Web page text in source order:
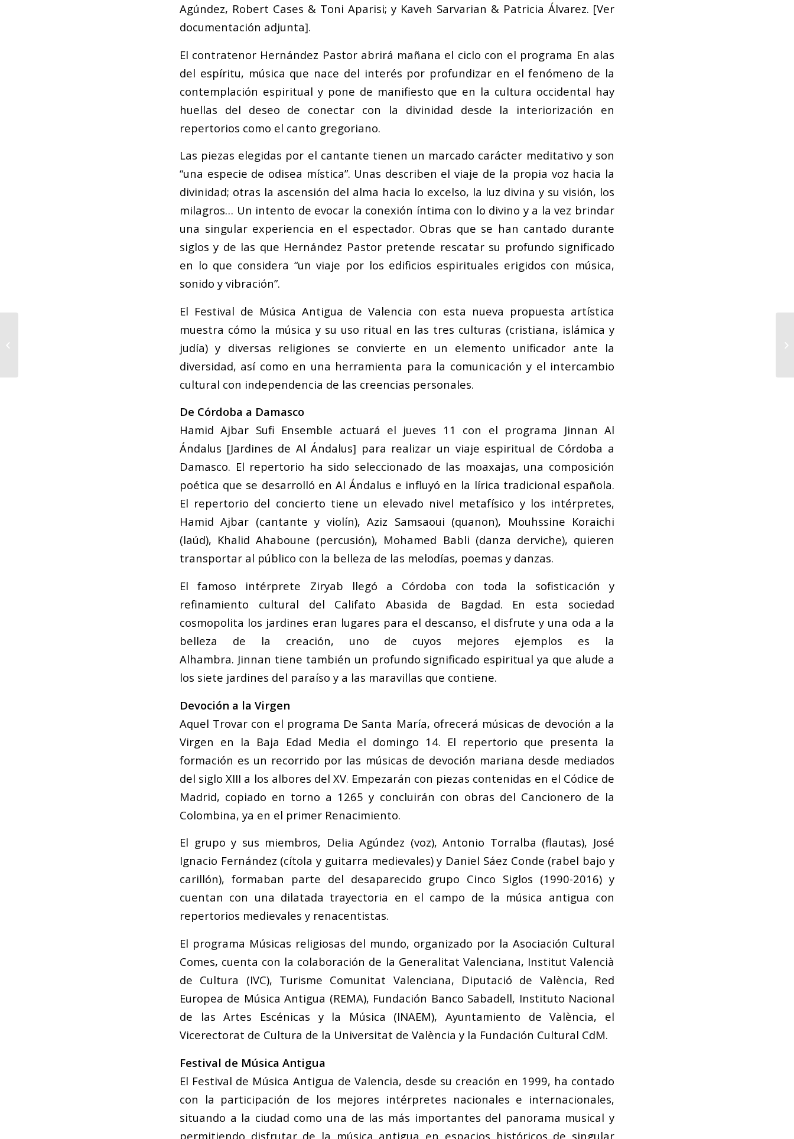
Agúndez, Robert Cases & Toni Aparisi; y Kaveh Sarvarian & Patricia Álvarez. [Ver
documentación adjunta].
El contratenor Hernández Pastor abrirá mañana el ciclo con el programa En alas
del espíritu, música que nace del interés por profundizar en el fenómeno de la
contemplación espiritual y pone de manifiesto que en la cultura occidental hay
huellas del deseo de conectar con la divinidad desde la interiorización en
repertorios como el canto gregoriano.
Las piezas elegidas por el cantante tienen un marcado carácter meditativo y son
“una especie de odisea mística”. Unas describen el viaje de la propia voz hacia la
divinidad; otras la ascensión del alma hacia lo excelso, la luz divina y su visión, los
milagros… Un intento de evocar la conexión íntima con lo divino y a la vez brindar
una singular experiencia en el espectador. Obras que se han cantado durante
siglos y de las que Hernández Pastor pretende rescatar su profundo significado
en lo que considera “un viaje por los edificios espirituales erigidos con música,
sonido y vibración”.
El Festival de Música Antigua de Valencia con esta nueva propuesta artística
muestra cómo la música y su uso ritual en las tres culturas (cristiana, islámica y
judía) y diversas religiones se convierte en un elemento unificador ante la
diversidad, así como en una herramienta para la comunicación y el intercambio
cultural con independencia de las creencias personales.
De Córdoba a Damasco
Hamid Ajbar Sufi Ensemble actuará el jueves 11 con el programa Jinnan Al
Ándalus [Jardines de Al Ándalus] para realizar un viaje espiritual de Córdoba a
Damasco. El repertorio ha sido seleccionado de las moaxajas, una composición
poética que se desarrolló en Al Ándalus e influyó en la lírica tradicional española.
El repertorio del concierto tiene un elevado nivel metafísico y los intérpretes,
Hamid Ajbar (cantante y violín), Aziz Samsaoui (quanon), Mouhssine Koraichi
(laúd), Khalid Ahaboune (percusión), Mohamed Babli (danza derviche), quieren
transportar al público con la belleza de las melodías, poemas y danzas.
El famoso intérprete Ziryab llegó a Córdoba con toda la sofisticación y
refinamiento cultural del Califato Abasida de Bagdad. En esta sociedad
cosmopolita los jardines eran lugares para el descanso, el disfrute y una oda a la
belleza de la creación, uno de cuyos mejores ejemplos es la
Alhambra. Jinnan tiene también un profundo significado espiritual ya que alude a
los siete jardines del paraíso y a las maravillas que contiene.
Devoción a la Virgen
Aquel Trovar con el programa De Santa María, ofrecerá músicas de devoción a la
Virgen en la Baja Edad Media el domingo 14. El repertorio que presenta la
formación es un recorrido por las músicas de devoción mariana desde mediados
del siglo XIII a los albores del XV. Empezarán con piezas contenidas en el Códice de
Madrid, copiado en torno a 1265 y concluirán con obras del Cancionero de la
Colombina, ya en el primer Renacimiento.
El grupo y sus miembros, Delia Agúndez (voz), Antonio Torralba (flautas), José
Ignacio Fernández (cítola y guitarra medievales) y Daniel Sáez Conde (rabel bajo y
carillón), formaban parte del desaparecido grupo Cinco Siglos (1990-2016) y
cuentan con una dilatada trayectoria en el campo de la música antigua con
repertorios medievales y renacentistas.
El programa Músicas religiosas del mundo, organizado por la Asociación Cultural
Comes, cuenta con la colaboración de la Generalitat Valenciana, Institut Valencià
de Cultura (IVC), Turisme Comunitat Valenciana, Diputació de València, Red
Europea de Música Antigua (REMA), Fundación Banco Sabadell, Instituto Nacional
de las Artes Escénicas y la Música (INAEM), Ayuntamiento de València, el
Vicerectorat de Cultura de la Universitat de València y la Fundación Cultural CdM.
Festival de Música Antigua
El Festival de Música Antigua de Valencia, desde su creación en 1999, ha contado
con la participación de los mejores intérpretes nacionales e internacionales,
situando a la ciudad como una de las más importantes del panorama musical y
permitiendo disfrutar de la música antigua en espacios históricos de singular